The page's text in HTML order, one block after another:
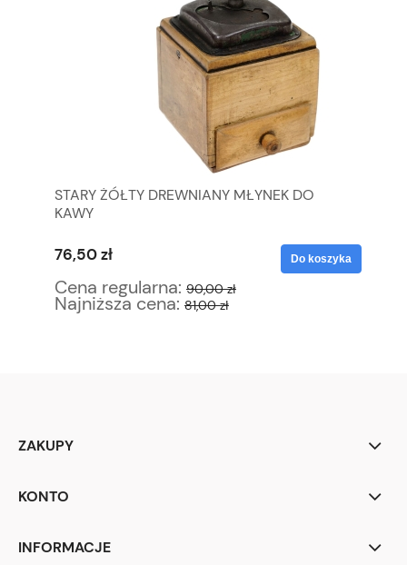
STARY ŻÓŁTY DREWNIANY MŁYNEK DO
KAWY
76,50 zł
Cena regularna: 90,00 zł
Najniższa cena: 81,00 zł
Do koszyka
ZAKUPY
KONTO
INFORMACJE